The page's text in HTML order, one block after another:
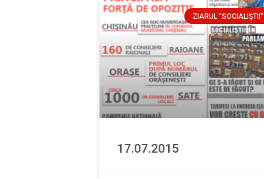
ZIARUL "SOCIALIŞTII"
17.07.2015